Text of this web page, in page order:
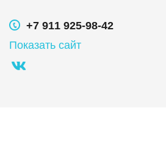
+7 911 925-98-42
Показать сайт